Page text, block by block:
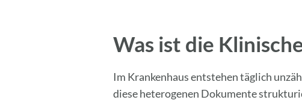
Was ist die
Im Krankenhaus entstehen täglich
diese heterogenen Dokumente